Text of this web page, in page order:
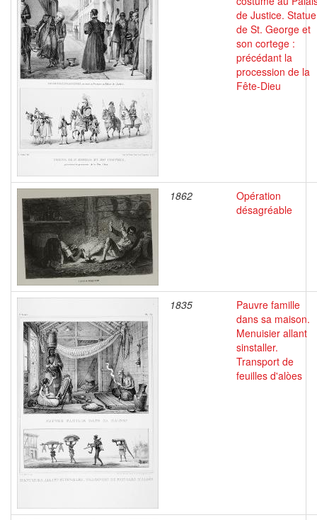
de Justice. Statue
de St. George et
son cortege :
précédant la
procession de la
Fête-Dieu
1862
Opération
désagréable
1835
Pauvre famille
dans sa maison.
Menuisier allant
sinstaller.
Transport de
feuilles d'alòes